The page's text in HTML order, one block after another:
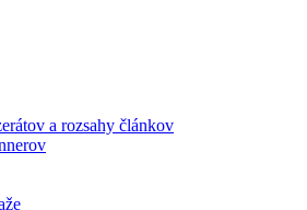
a rozsahy článkov